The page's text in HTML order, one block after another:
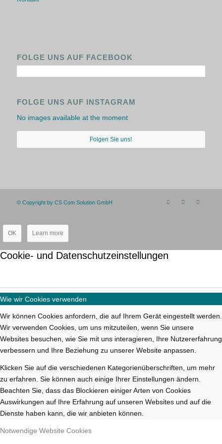
FOLGE UNS AUF FACEBOOK
FOLGE UNS AUF INSTAGRAM
No images available at the moment
Folgen Sie uns!
© Copyright by CS Com Solution GmbH
OK Learn more
Cookie- und Datenschutzeinstellungen
Wie wir Cookies verwenden
Wir können Cookies anfordern, die auf Ihrem Gerät eingestellt werden.
Wir verwenden Cookies, um uns mitzuteilen, wenn Sie unsere
Websites besuchen, wie Sie mit uns interagieren, Ihre Nutzererfahrung
verbessern und Ihre Beziehung zu unserer Website anpassen.
Klicken Sie auf die verschiedenen Kategorienüberschriften, um mehr
zu erfahren. Sie können auch einige Ihrer Einstellungen ändern.
Beachten Sie, dass das Blockieren einiger Arten von Cookies
Auswirkungen auf Ihre Erfahrung auf unseren Websites und auf die
Dienste haben kann, die wir anbieten können.
Notwendige Website Cookies